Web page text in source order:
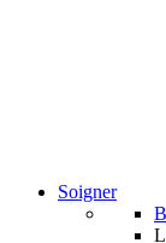
Soigner